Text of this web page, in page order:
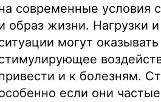
современные условия
образ жизни. Нагрузки
могут оказывать
и к болезням.
если они